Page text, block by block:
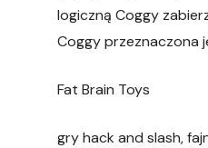
logiczną Coggy
Coggy przeznaczona
Fat Brain Toys
gry hack and slash,